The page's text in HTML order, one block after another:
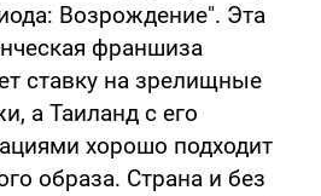
Возрождение". Эта
франшиза
ставку на зрелищные
а Таиланд с его
хорошо подходит
образа. Страна и без